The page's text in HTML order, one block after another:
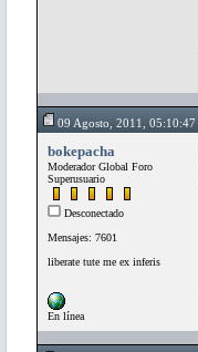
09 Agosto, 2011, 05:10:47
bokepacha
Moderador Global Foro
Superusuario
Desconectado
Mensajes: 7601
liberate tute me ex inferis
En línea